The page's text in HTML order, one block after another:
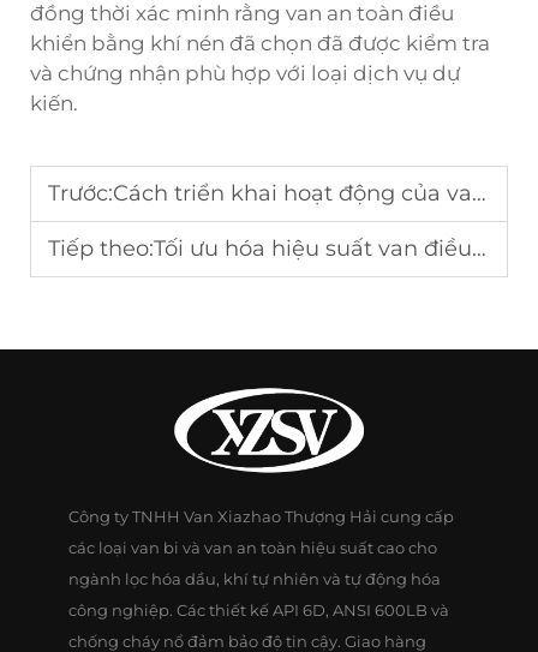
đồng thời xác minh rằng van an toàn điều
khiển bằng khí nén đã chọn đã được kiểm tra
và chứng nhận phù hợp với loại dịch vụ dự
kiến.
Trước:Cách triển khai hoạt động của van điều khiển bằng áp suất phụ trợ
Tiếp theo:Tối ưu hóa hiệu suất van điều khiển kép sau khi mua
Công ty TNHH Van Xiazhao Thượng Hải cung cấp
các loại van bi và van an toàn hiệu suất cao cho
ngành lọc hóa dầu, khí tự nhiên và tự động hóa
công nghiệp. Các thiết kế API 6D, ANSI 600LB và
chống cháy nổ đảm bảo độ tin cậy. Giao hàng